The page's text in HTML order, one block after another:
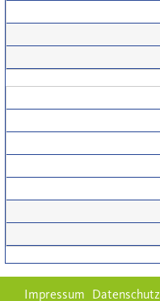
Impressum Datenschutz